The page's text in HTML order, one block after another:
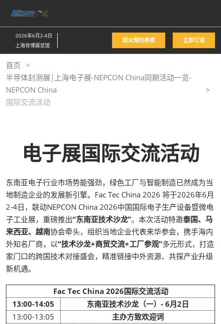
接
跳
至
内
容
2026年6月2-4日
上海世博展览馆
观众预约参观 立即订阅
首页
半导体封测展|上海电子展-NEPCON China同期活动一览-
NEPCON China
国际交流活动
电子展国际交流活动
东南亚电子行业市场势能强劲，绿色工厂与智能制造已然成为当
地制造企业的发展新引擎。Fac Tec China 2026 将于2026年6月
2-4日，联动NEPCON China 2026中国国际电子生产设备暨微电
子工业展，重磅推出“东南亚技术沙龙”。本次活动特邀泰国、马
来西亚、越南协会牵头，组织当地企业代表来华参会，携手海内
外知名厂商，以“技术沙龙+商贸交流+工厂参观”多元形式，打造
家门口的跨国技术对接盛会，精准链接中外资源、共探产业升级
新机遇。
Fac Tec China 2026国际交流活动
13:00-14:05
东南亚技术沙龙（一）- 6月2日
13:00-13:05
主办方致欢迎词